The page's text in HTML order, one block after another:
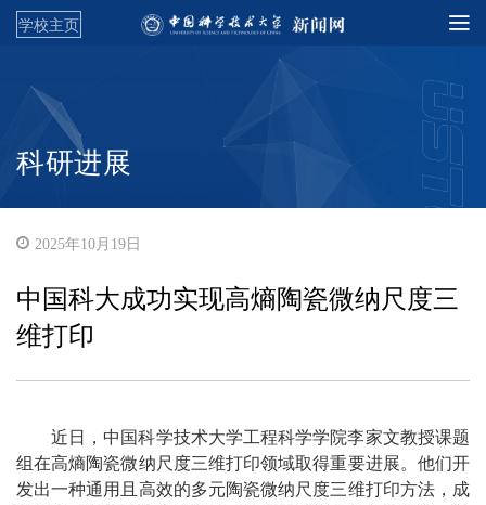
学校主页
科研进展
2025年10月19日
中国科大成功实现高熵陶瓷微纳尺度三
维打印
近日，中国科学技术大学工程科学学院李家文教授课题
组在高熵陶瓷微纳尺度三维打印领域取得重要进展。他们开
发出一种通用且高效的多元陶瓷微纳尺度三维打印方法，成